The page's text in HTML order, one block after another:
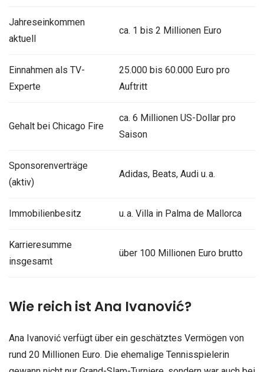
Jahreseinkommen
aktuell
ca. 1 bis 2 Millionen Euro
Einnahmen als TV-
Experte
25.000 bis 60.000 Euro pro
Auftritt
Gehalt bei Chicago Fire
ca. 6 Millionen US-Dollar pro
Saison
Sponsorenverträge
(aktiv)
Adidas, Beats, Audi u. a.
Immobilienbesitz u. a. Villa in Palma de Mallorca
Karrieresumme
insgesamt
über 100 Millionen Euro brutto
Wie reich ist Ana Ivanović?
Ana Ivanović verfügt über ein geschätztes Vermögen von
rund 20 Millionen Euro. Die ehemalige Tennisspielerin